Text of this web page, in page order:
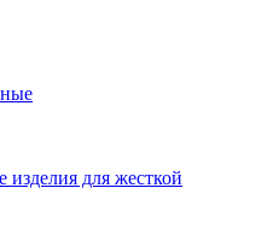
изделия для жесткой